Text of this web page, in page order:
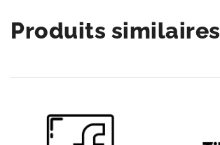
Produits similaires